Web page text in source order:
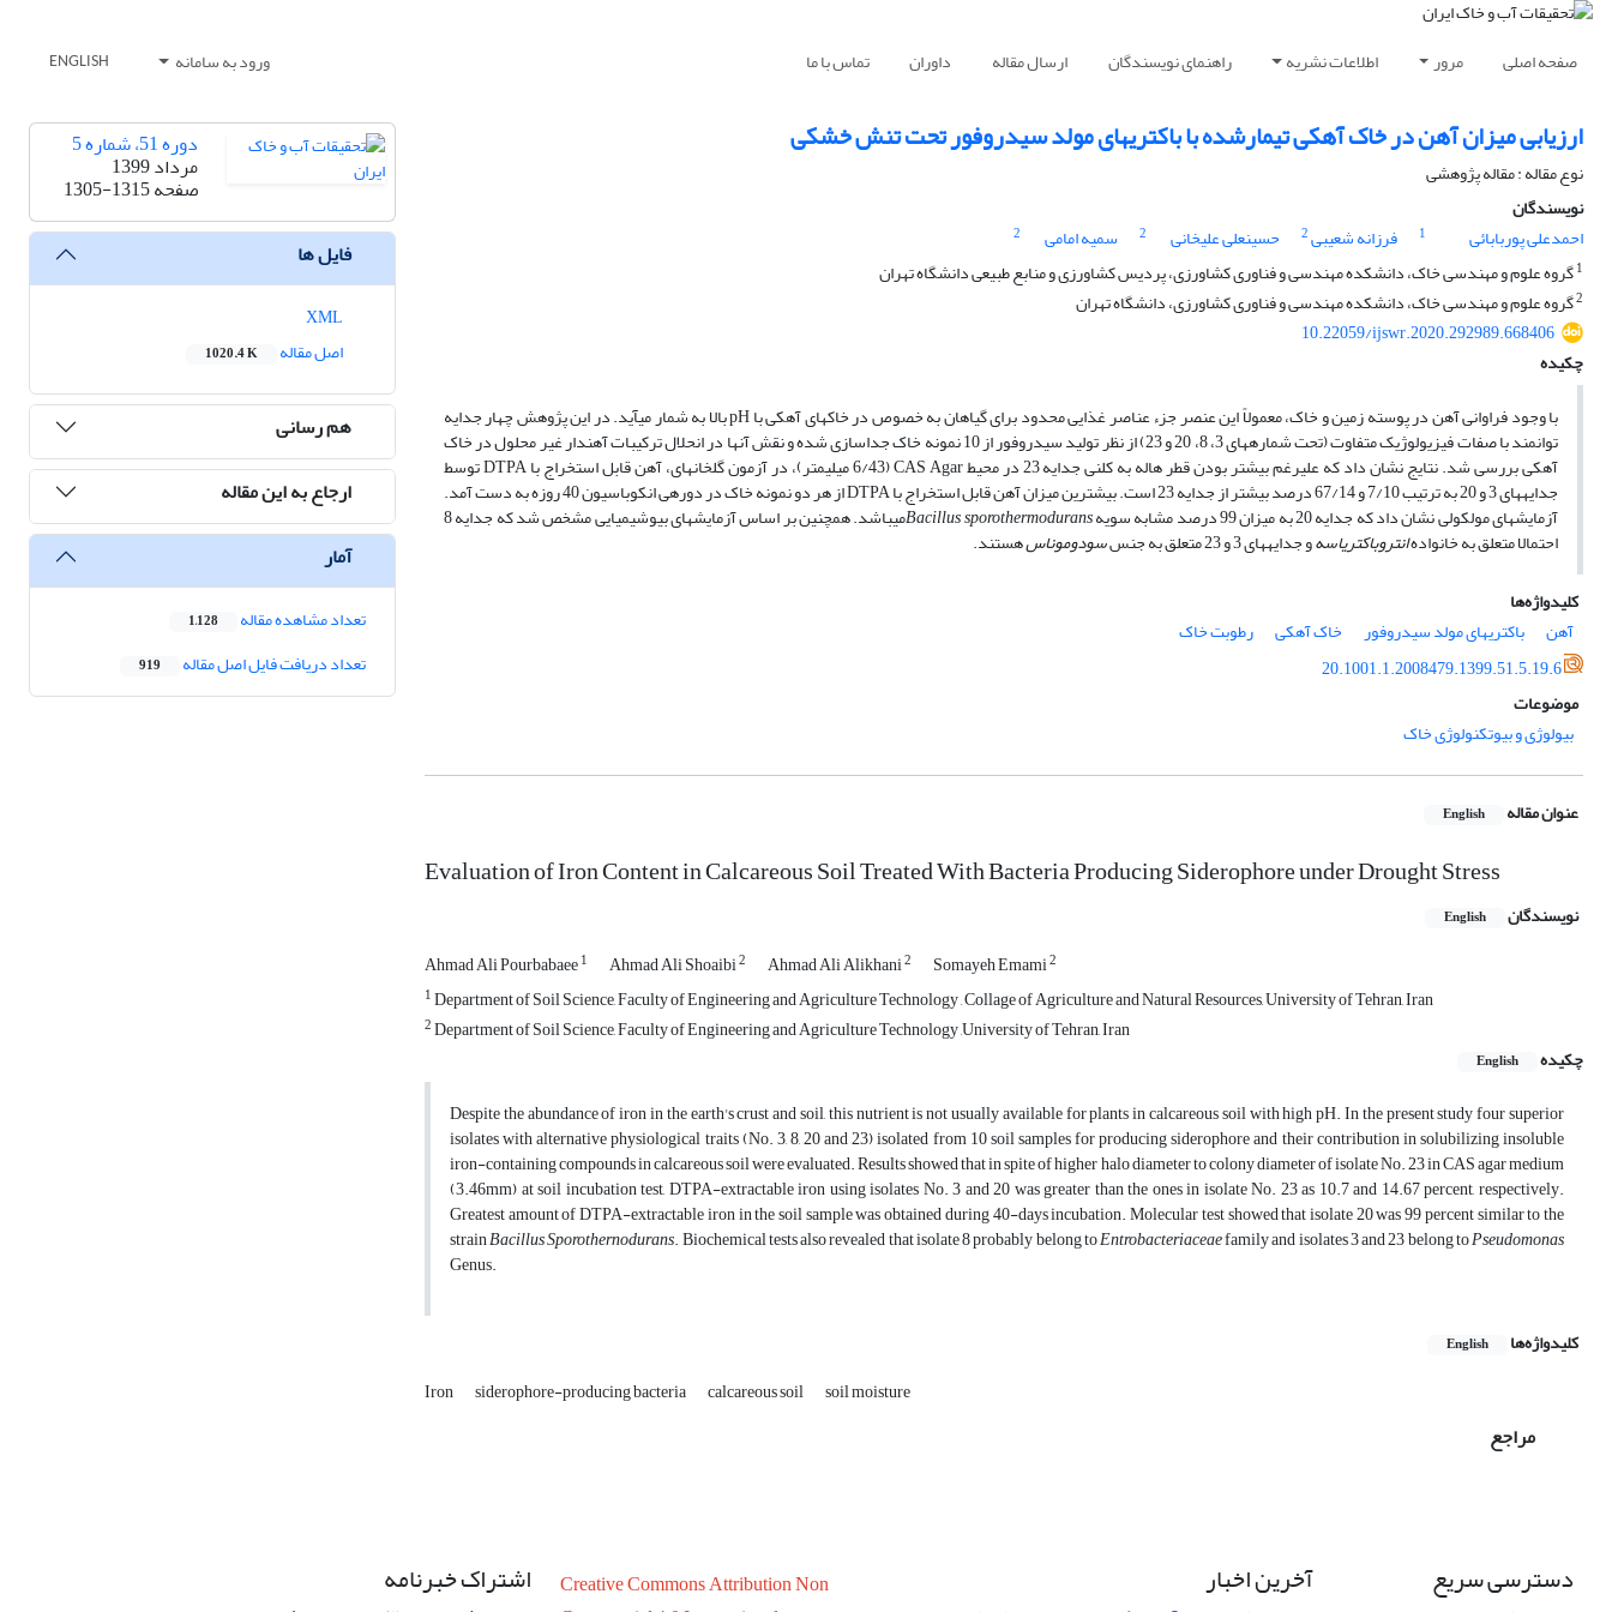
صفحه اصلی مرور اطلاعات نشریه راهنمای نویسندگان ارسال مقاله داوران تماس با ما ورود به سامانه ENGLISH
ارزیابی میزان آهن در خاک‏ آهکی تیمارشده با باکتری‎های مولد سیدروفور تحت تنش خشکی
نوع مقاله : مقاله پژوهشی
نویسندگان
احمدعلی پوربابائی
1 فرزانه شعیبی2 حسینعلی علیخانی 2 سمیه امامی
2
1گروه علوم و مهندسی خاک، دانشکده مهندسی و فناوری کشاورزی، پردیس کشاورزی و منابع طبیعی دانشگاه تهران
2گروه علوم و مهندسی خاک، دانشکده مهندسی و فناوری کشاورزی، دانشگاه تهران
10.22059/ijswr.2020.292989.668406
چکیده
با وجود فراوانی آهن در پوسته زمین و خاک، معمولاً این عنصر جزء عناصر غذایی محدود برای گیاهان به خصوص در خاک‏های آهکی با pH بالا به شمار می‏آید. در این پژوهش چهار جدایه
توانمند با صفات فیزیولوژیک متفاوت (تحت شماره‏های 3، 8، 20 و 23) از نظر تولید سیدروفور از 10 نمونه خاک جداسازی شده و نقش آن­ها در انحلال ترکیبات آهن‏دار غیر محلول در خاک
آهکی بررسی شد. نتایج نشان داد که علی­رغم بیشتر بودن قطر هاله به کلنی جدایه 23 در محیط CAS Agar (6/43 میلی‏متر)، در آزمون گلخانه‎ای، آهن قابل استخراج با DTPA توسط
جدایه‎های 3 و 20 به ترتیب 7/10 و 67/14 درصد بیشتر از جدایه 23 است. بیشترین میزان آهن قابل استخراج با DTPA از هر دو نمونه خاک در دوره‏ی انکوباسیون 40 روزه به دست آمد.
آزمایش­های مولکولی نشان داد که جدایه 20 به میزان 99 درصد مشابه سویه Bacillus sporothermodurans می‏باشد. همچنین بر اساس آزمایش­های بیوشیمیایی مشخص شد که جدایه 8
احتمالا متعلق به خانوادهانتروباکتریاسهو جدایه‎های 3 و 23 متعلق به جنس سودوموناسهستند.
کلیدواژه‌ها
آهن
باکتری‏های مولد سیدروفور خاک آهکی
رطوبت خاک
20.1001.1.2008479.1399.51.5.19.6
موضوعات
بیولوژی و بیوتکنولوژی خاک
عنوان مقاله English
Evaluation of Iron Content in Calcareous Soil Treated With Bacteria Producing Siderophore under Drought Stress
نویسندگان English
Ahmad Ali Pourbabaee1 Ahmad Ali Shoaibi2 Ahmad Ali Alikhani2 Somayeh Emami2
1Department of Soil Science, Faculty of Engineering and Agriculture Technology , Collage of Agriculture and Natural Resources, University of Tehran, Iran
2Department of Soil Science, Faculty of Engineering and Agriculture Technology ,University of Tehran, Iran
چکیده
English
Despite the abundance of iron in the earth's crust and soil, this nutrient is not usually available for plants in calcareous soil with high pH. In the present study four superior
isolates with alternative physiological traits (No. 3, 8, 20 and 23) isolated from 10 soil samples for producing siderophore and their contribution in solubilizing insoluble
iron-containing compounds in calcareous soil were evaluated. Results showed that in spite of higher halo diameter to colony diameter of isolate No. 23 in CAS agar medium
(3.46mm) at soil incubation test, DTPA-extractable iron using isolates No. 3 and 20 was greater than the ones in isolate No. 23 as 10.7 and 14.67 percent, respectively.
Greatest amount of DTPA-extractable iron in the soil sample was obtained during 40-days incubation. Molecular test showed that isolate 20 was 99 percent similar to the
strainBacillus Sporothernodurans. Biochemical tests also revealed that isolate 8 probably belong toEntrobacteriaceaefamily and isolates 3 and 23 belong toPseudomonas
Genus.
کلیدواژه‌ها English
Iron siderophore-producing bacteria calcareous soil soil moisture
مراجع
دوره 51، شماره 5
مرداد 1399
صفحه1305-1315
فایل ها
اصل مقاله
1020.4 K
هم رسانی
ارجاع به این مقاله
آمار
تعداد مشاهده مقاله 1,128
تعداد دریافت فایل اصل مقاله 919
دسترسی سریع آخرین اخبار
Creative Commons Attribution Non
اشتراک خبرنامه